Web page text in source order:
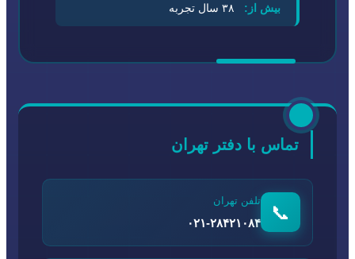
بیش از:
تماس با دفتر تهران
📞
تلفن تهران
۰۲۱-۲۸۴۲۱۰۸۴